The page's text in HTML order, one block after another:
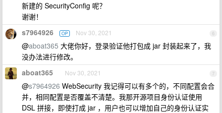
新建的 SecurityConfig 呢？
谢谢！
6
s7964926 OP Nov 30, 2021
@aboat365 大佬你好，登录验证他打包成 jar 封装起来了，我
没办法进行修改。
7
aboat365 Nov 30, 2021
@s7964926 WebSecurity 我记得可以有多个的，不同配置会合
并，相同配置是否覆盖不清楚。我那开源项目身份认证使用
DSL 拼接，即使打成 jar ，用户也可以增加自己的身份认证实